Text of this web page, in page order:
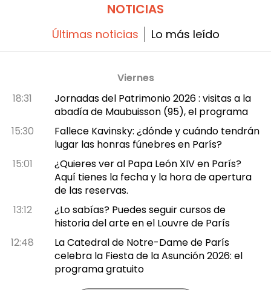
NOTICIAS
Últimas noticias Lo más leído
Viernes
18:31
Jornadas del Patrimonio 2026 : visitas a la
abadía de Maubuisson (95), el programa
15:30
Fallece Kavinsky: ¿dónde y cuándo tendrán
lugar las honras fúnebres en París?
15:01
¿Quieres ver al Papa León XIV en París?
Aquí tienes la fecha y la hora de apertura
de las reservas.
13:12
¿Lo sabías? Puedes seguir cursos de
historia del arte en el Louvre de París
12:48
La Catedral de Notre-Dame de París
celebra la Fiesta de la Asunción 2026: el
programa gratuito